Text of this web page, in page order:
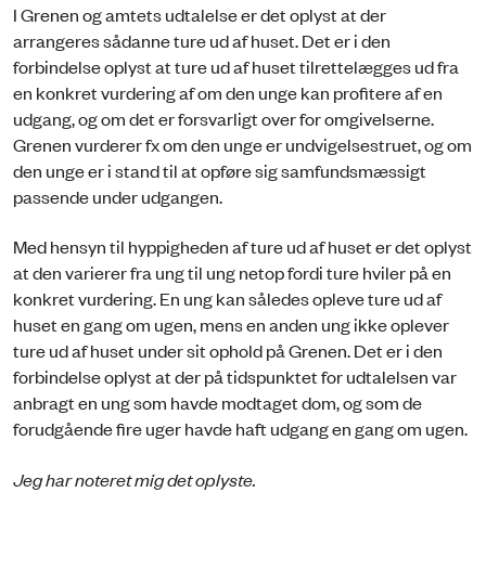
I Grenen og amtets udtalelse er det oplyst at der
arrangeres sådanne ture ud af huset. Det er i den
forbindelse oplyst at ture ud af huset tilrettelægges ud fra
en konkret vurdering af om den unge kan profitere af en
udgang, og om det er forsvarligt over for omgivelserne.
Grenen vurderer fx om den unge er undvigelsestruet, og om
den unge er i stand til at opføre sig samfundsmæssigt
passende under udgangen.
Med hensyn til hyppigheden af ture ud af huset er det oplyst
at den varierer fra ung til ung netop fordi ture hviler på en
konkret vurdering. En ung kan således opleve ture ud af
huset en gang om ugen, mens en anden ung ikke oplever
ture ud af huset under sit ophold på Grenen. Det er i den
forbindelse oplyst at der på tidspunktet for udtalelsen var
anbragt en ung som havde modtaget dom, og som de
forudgående fire uger havde haft udgang en gang om ugen.
Jeg har noteret mig det oplyste.